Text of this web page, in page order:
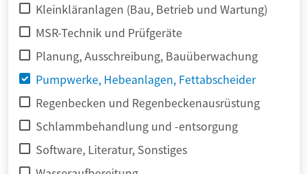
Kleinkläranlagen (Bau, Betrieb und Wartung)
MSR-Technik und Prüfgeräte
Planung, Ausschreibung, Bauüberwachung
Pumpwerke, Hebeanlagen, Fettabscheider
Regenbecken und Regenbeckenausrüstung
Schlammbehandlung und -entsorgung
Software, Literatur, Sonstiges